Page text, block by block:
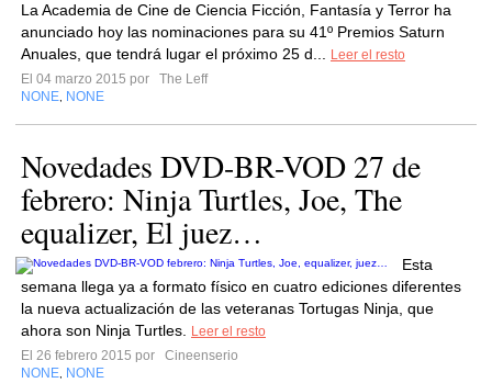
La Academia de Cine de Ciencia Ficción, Fantasía y Terror ha
anunciado hoy las nominaciones para su 41º Premios Saturn
Anuales, que tendrá lugar el próximo 25 d...
Leer el resto
El 04 marzo 2015 por
The Leff
NONE NONE
Novedades DVD-BR-VOD 27 de
febrero: Ninja Turtles, Joe, The
equalizer, El juez…
Esta
semana llega ya a formato físico en cuatro ediciones diferentes
la nueva actualización de las veteranas Tortugas Ninja, que
ahora son Ninja Turtles.
Leer el resto
El 26 febrero 2015 por
Cineenserio
NONE NONE